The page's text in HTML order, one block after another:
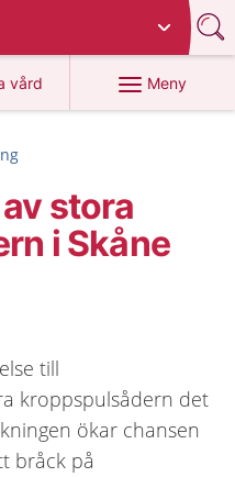
vård
1177.se
Meny
stora
i Skåne
till
kroppspulsådern det
ökar chansen
bråck på